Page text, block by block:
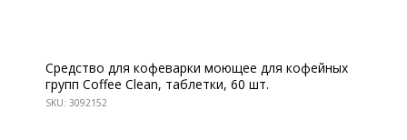
Средство для кофеварки моющее для кофейных
групп Coffee Clean, таблетки, 60 шт.
SKU: 3092152
КОНТАКТЫ
Ждём Вас в выставочном зале